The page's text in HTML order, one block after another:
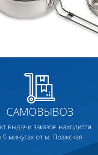
САМОВЫВОЗ
выдачи заказов находится
9 минутах от м. Пражская